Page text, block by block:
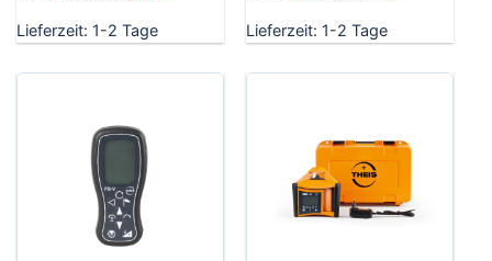
Lieferzeit: 1-2 Tage Lieferzeit: 1-2 Tage